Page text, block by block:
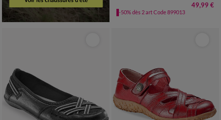
49,99 €
-50% dès 2 art Code 899013